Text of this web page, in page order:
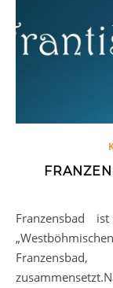
Franzensbad ist der kleinste der drei Kurorte des